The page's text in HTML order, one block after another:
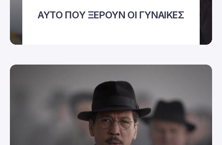
ΑΥΤΟ ΠΟΥ ΞΕΡΟΥΝ ΟΙ ΓΥΝΑΙΚΕΣ